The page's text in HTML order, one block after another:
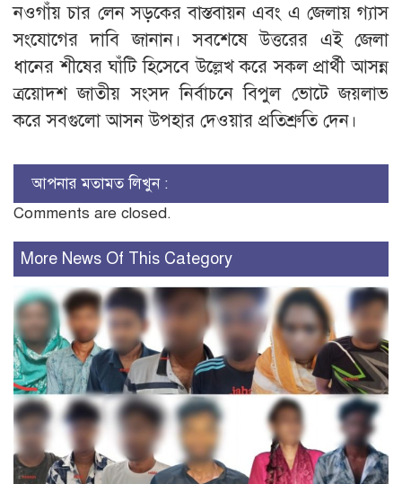
নওগাঁয় চার লেন সড়কের বাস্তবায়ন এবং এ জেলায় গ্যাস
সংযোগের দাবি জানান। সবশেষে উত্তরের এই জেলা
ধানের শীষের ঘাঁটি হিসেবে উল্লেখ করে সকল প্রার্থী আসন্ন
ত্রয়োদশ জাতীয় সংসদ নির্বাচনে বিপুল ভোটে জয়লাভ
করে সবগুলো আসন উপহার দেওয়ার প্রতিশ্রুতি দেন।
আপনার মতামত লিখুন :
Comments are closed.
More News Of This Category